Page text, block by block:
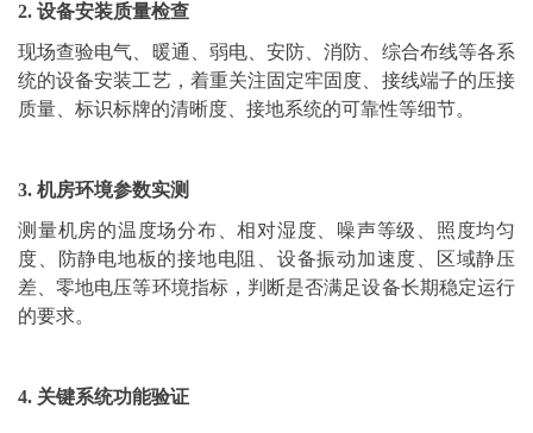
2. 设备安装质量检查
现场查验电气、暖通、弱电、安防、消防、综合布线等各系
统的设备安装工艺，着重关注固定牢固度、接线端子的压接
质量、标识标牌的清晰度、接地系统的可靠性等细节。
3. 机房环境参数实测
测量机房的温度场分布、相对湿度、噪声等级、照度均匀
度、防静电地板的接地电阻、设备振动加速度、区域静压
差、零地电压等环境指标，判断是否满足设备长期稳定运行
的要求。
4. 关键系统功能验证